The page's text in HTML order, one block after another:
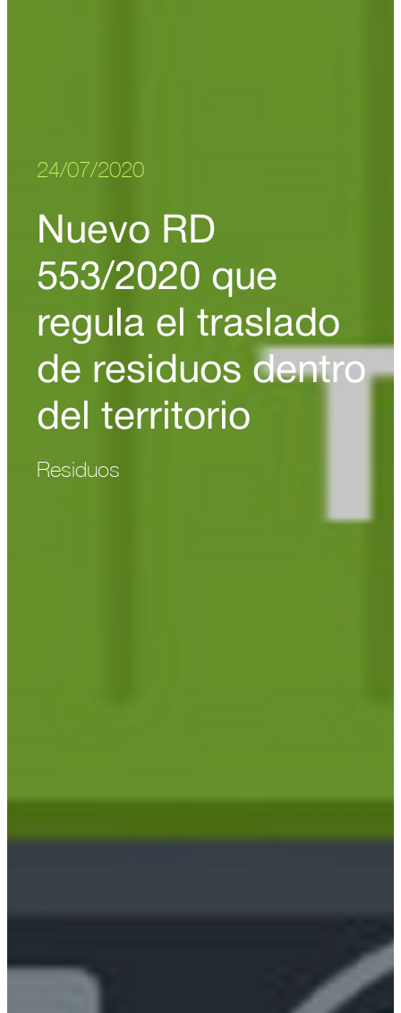
24/07/2020
Nuevo RD
553/2020 que
regula el traslado
de residuos dentro
del territorio
Residuos